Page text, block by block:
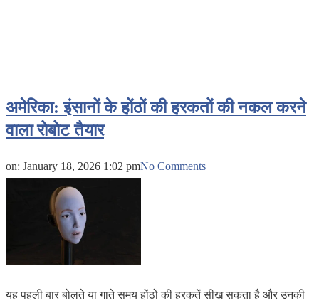
अमेरिका: इंसानों के होंठों की हरकतों की नकल करने
वाला रोबोट तैयार
on: January 18, 2026 1:02 pmNo Comments
यह पहली बार बोलते या गाते समय होंठों की हरकतें सीख सकता है और उनकी